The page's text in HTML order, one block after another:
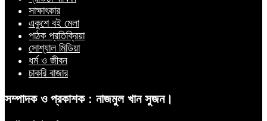
সাক্ষাৎকার
একুশে বই মেলা
পাঠক প্রতিক্রিয়া
সোশ্যাল মিডিয়া
ধর্ম ও জীবন
চাকরি বাজার
সম্পাদক ও প্রকাশক : নাজমুল খান সুজন।